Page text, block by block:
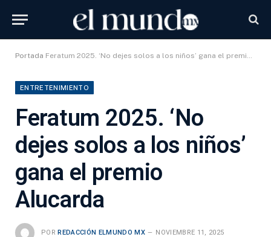
Portada Feratum 2025. ‘No dejes solos a los niños’ gana el premio Alucarda
ENTRETENIMIENTO
Feratum 2025. ‘No
dejes solos a los niños’
gana el premio
Alucarda
POR REDACCIÓN ELMUNDO MX NOVIEMBRE 11, 2025